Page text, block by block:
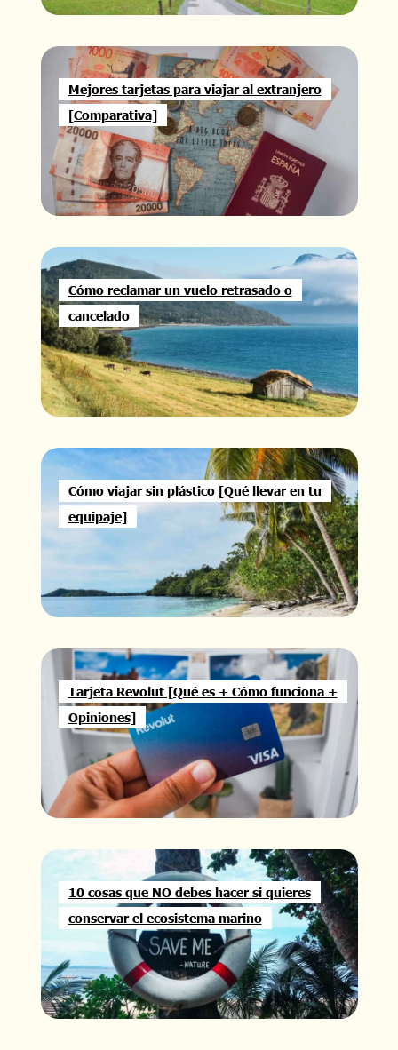
Mejores tarjetas para viajar al extranjero
[Comparativa]
Cómo reclamar un vuelo retrasado o
cancelado
Cómo viajar sin plástico [Qué llevar en tu
equipaje]
Tarjeta Revolut [Qué es + Cómo funciona +
Opiniones]
10 cosas que NO debes hacer si quieres
conservar el ecosistema marino